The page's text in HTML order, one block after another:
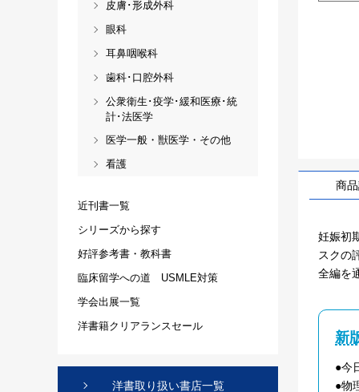
商
妊娠初
スクの
全編を
新
●今
●物
皮膚･形成外科
眼科
耳鼻咽喉科
歯科･口腔外科
公衆衛生･疫学･緩和医療･統
計･法医学
医学一般・獣医学・その他
看護
近刊書一覧
シリーズから探す
好評参考書・教科書
臨床留学への道 USMLE対策
学会出展一覧
洋書籍クリアランスセール
洋書取り扱い書店一覧